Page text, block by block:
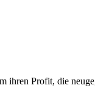
ihren Profit, die